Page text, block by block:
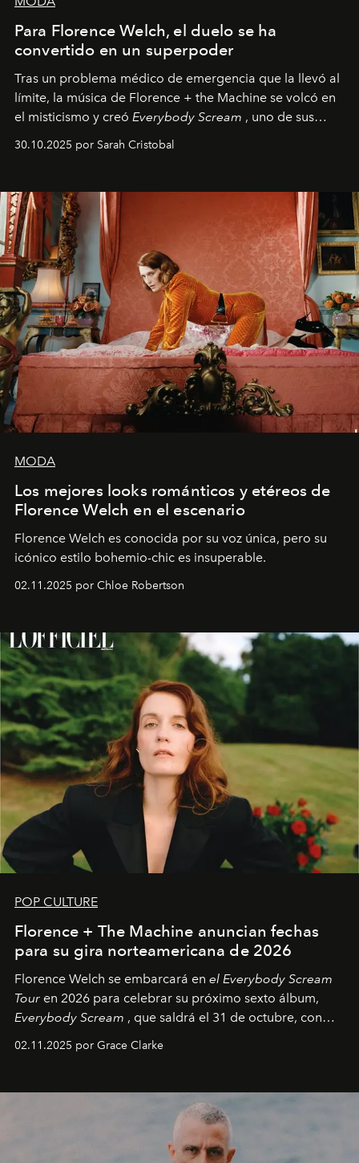
Para Florence Welch, el duelo se ha
convertido en un superpoder
Tras un problema médico de emergencia que la llevó al
límite, la música de Florence + the Machine se volcó en
el misticismo y creó Everybody Scream , uno de sus
álbumes más profundos hasta la fecha.
30.10.2025 por Sarah Cristobal
MODA
Los mejores looks románticos y etéreos de
Florence Welch en el escenario
Florence Welch es conocida por su voz única, pero su
icónico estilo bohemio-chic es insuperable.
02.11.2025 por Chloe Robertson
POP CULTURE
Florence + The Machine anuncian fechas
para su gira norteamericana de 2026
Florence Welch se embarcará en el Everybody Scream
Tour en 2026 para celebrar su próximo sexto álbum,
Everybody Scream , que saldrá el 31 de octubre, con
fechas en Norteamérica a partir de abril del próximo
02.11.2025 por Grace Clarke